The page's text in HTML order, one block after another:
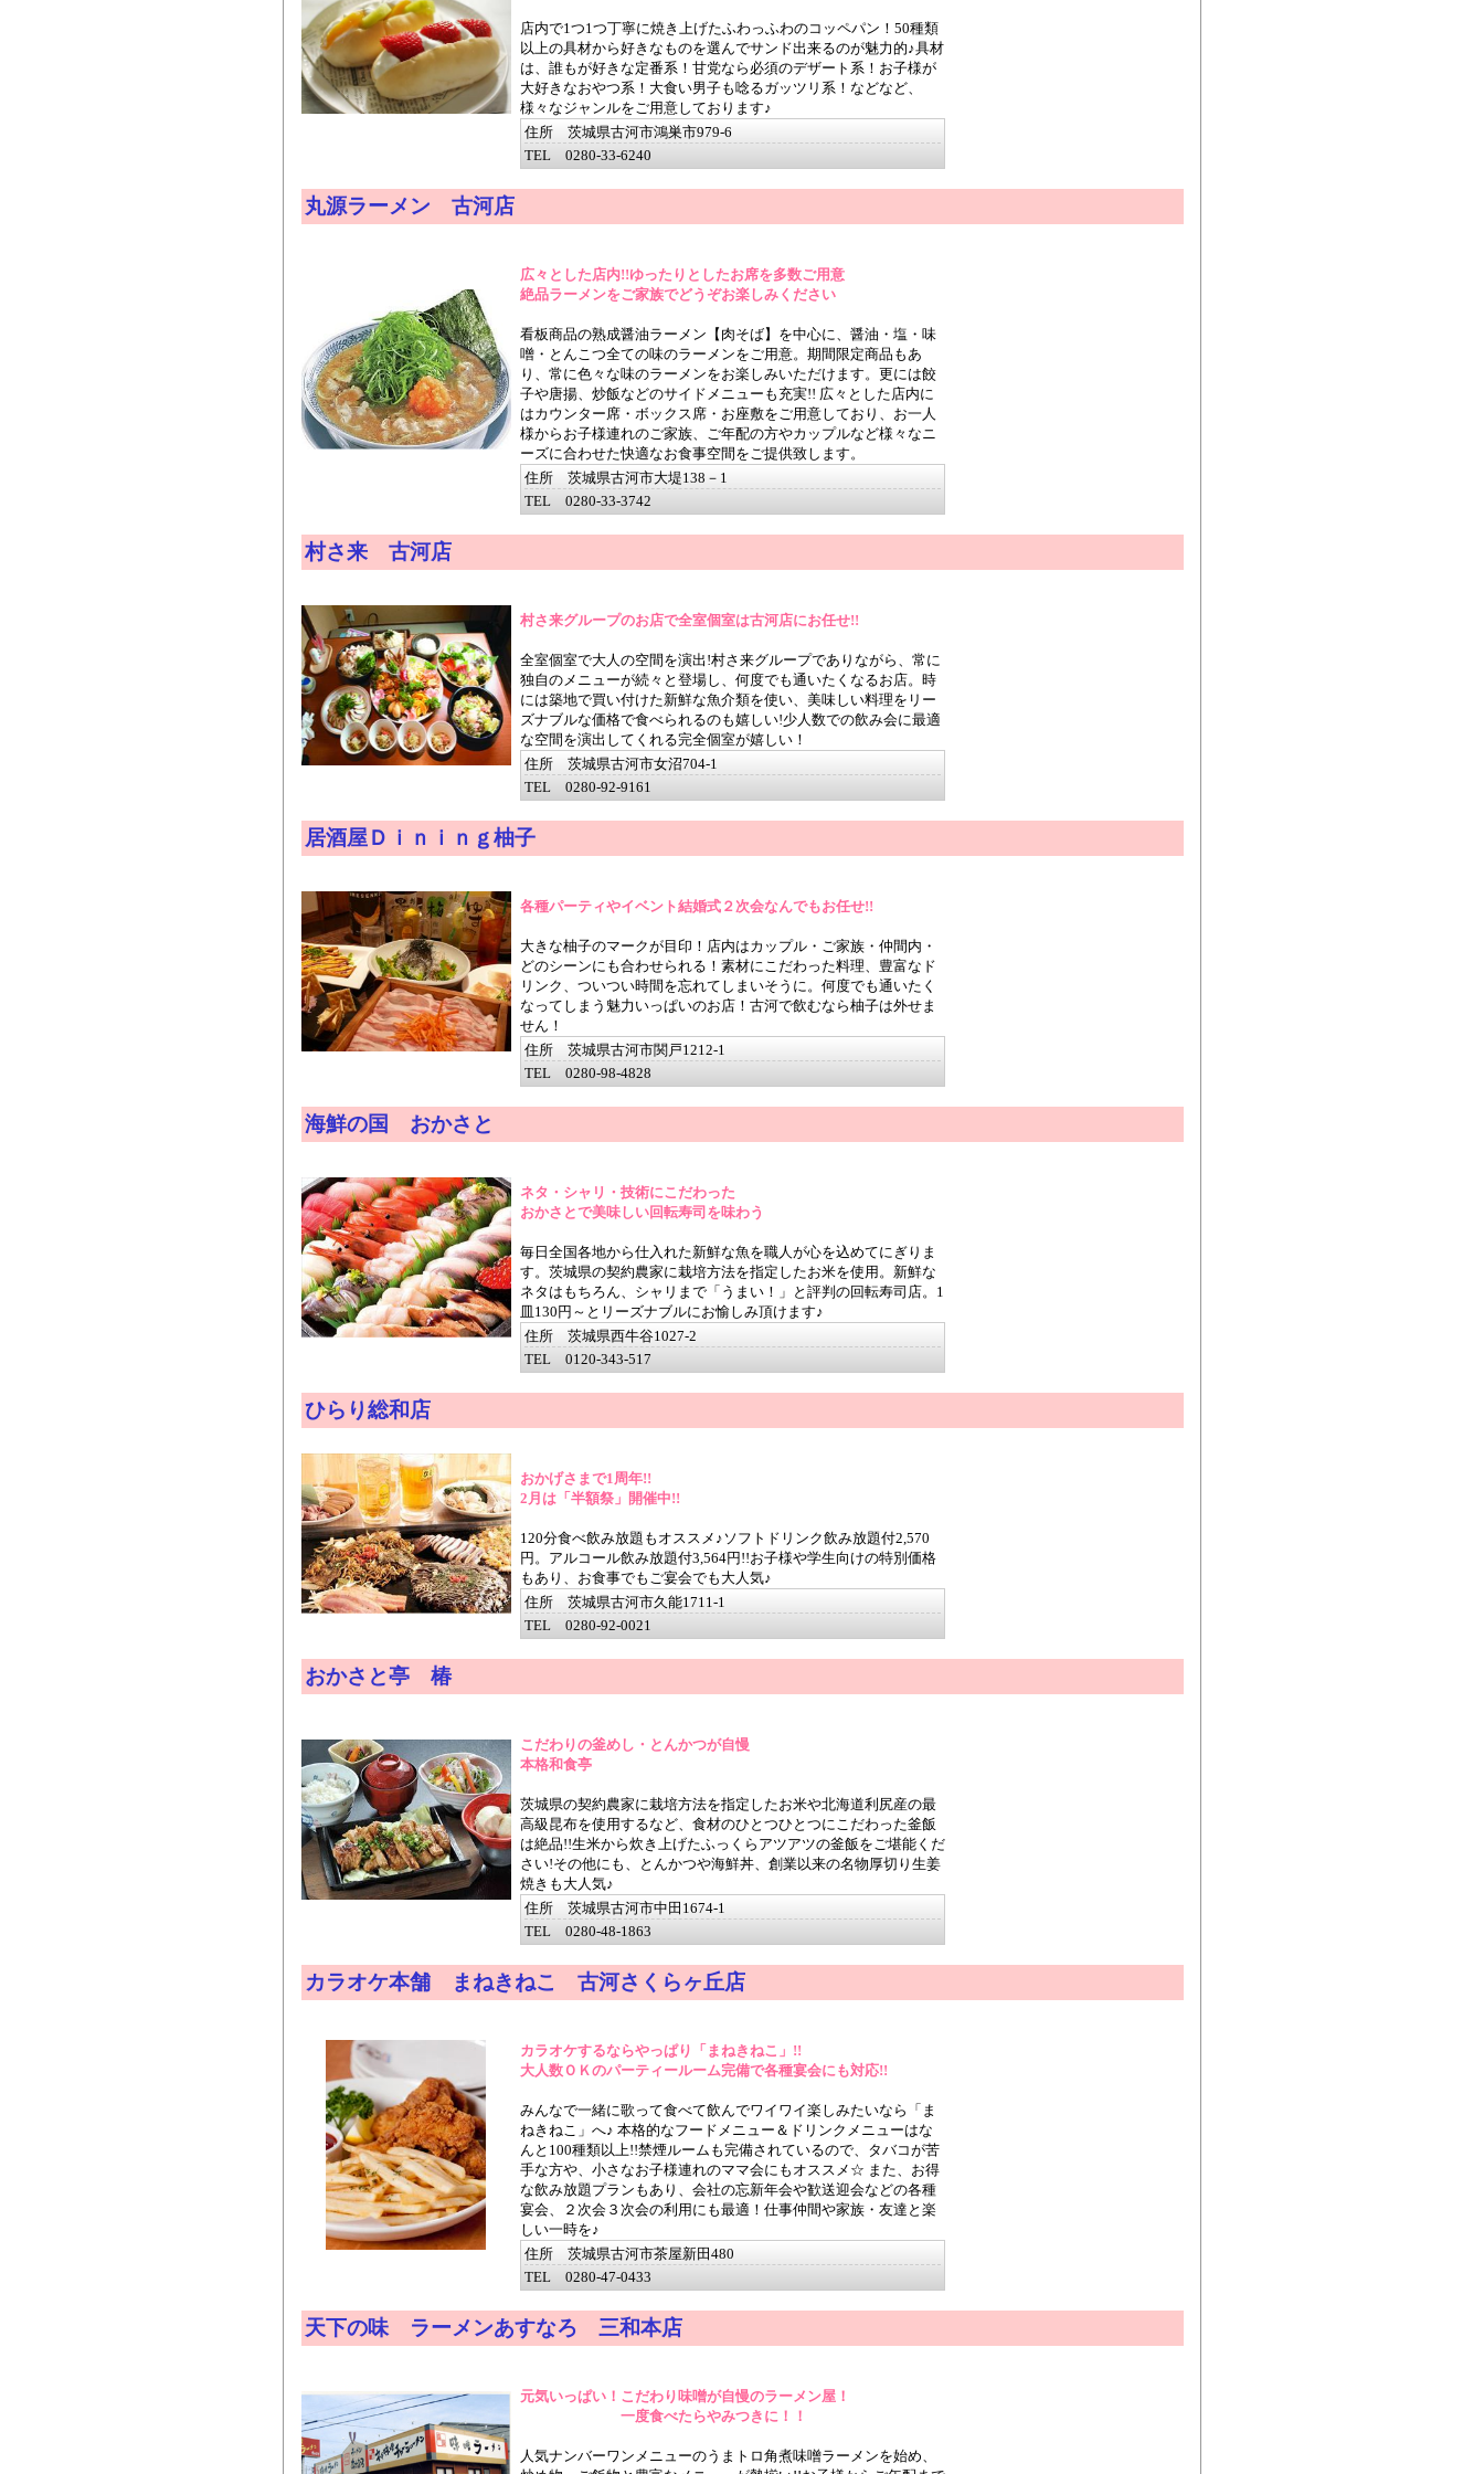
店内で1つ1つ丁寧に焼き上げたふわっふわのコッペパン！50種類
以上の具材から好きなものを選んでサンド出来るのが魅力的♪具材
は、誰もが好きな定番系！甘党なら必須のデザート系！お子様が
大好きなおやつ系！大食い男子も唸るガッツリ系！などなど、
様々なジャンルをご用意しております♪
住所 茨城県古河市鴻巣市979-6
TEL 0280-33-6240
丸源ラーメン 古河店
広々とした店内!!ゆったりとしたお席を多数ご用意
絶品ラーメンをご家族でどうぞお楽しみください
看板商品の熟成醤油ラーメン【肉そば】を中心に、醤油・塩・味
噌・とんこつ全ての味のラーメンをご用意。期間限定商品もあ
り、常に色々な味のラーメンをお楽しみいただけます。更には餃
子や唐揚、炒飯などのサイドメニューも充実!! 広々とした店内に
はカウンター席・ボックス席・お座敷をご用意しており、お一人
様からお子様連れのご家族、ご年配の方やカップルなど様々なニ
ーズに合わせた快適なお食事空間をご提供致します。
住所 茨城県古河市大堤138－1
TEL 0280-33-3742
村さ来 古河店
村さ来グループのお店で全室個室は古河店にお任せ!!
全室個室で大人の空間を演出!村さ来グループでありながら、常に
独自のメニューが続々と登場し、何度でも通いたくなるお店。時
には築地で買い付けた新鮮な魚介類を使い、美味しい料理をリー
ズナブルな価格で食べられるのも嬉しい!少人数での飲み会に最適
な空間を演出してくれる完全個室が嬉しい！
住所 茨城県古河市女沼704-1
TEL 0280-92-9161
居酒屋Ｄｉｎｉｎｇ柚子
各種パーティやイベント結婚式２次会なんでもお任せ!!
大きな柚子のマークが目印！店内はカップル・ご家族・仲間内・
どのシーンにも合わせられる！素材にこだわった料理、豊富なド
リンク、ついつい時間を忘れてしまいそうに。何度でも通いたく
なってしまう魅力いっぱいのお店！古河で飲むなら柚子は外せま
せん！
住所 茨城県古河市関戸1212-1
TEL 0280-98-4828
海鮮の国 おかさと
ネタ・シャリ・技術にこだわった
おかさとで美味しい回転寿司を味わう
毎日全国各地から仕入れた新鮮な魚を職人が心を込めてにぎりま
す。茨城県の契約農家に栽培方法を指定したお米を使用。新鮮な
ネタはもちろん、シャリまで「うまい！」と評判の回転寿司店。1
皿130円～とリーズナブルにお愉しみ頂けます♪
住所 茨城県西牛谷1027-2
TEL 0120-343-517
ひらり総和店
おかげさまで1周年!!
2月は「半額祭」開催中!!
120分食べ飲み放題もオススメ♪ソフトドリンク飲み放題付2,570
円。アルコール飲み放題付3,564円!!お子様や学生向けの特別価格
もあり、お食事でもご宴会でも大人気♪
住所 茨城県古河市久能1711-1
TEL 0280-92-0021
おかさと亭 椿
こだわりの釜めし・とんかつが自慢
本格和食亭
茨城県の契約農家に栽培方法を指定したお米や北海道利尻産の最
高級昆布を使用するなど、食材のひとつひとつにこだわった釜飯
は絶品!!生米から炊き上げたふっくらアツアツの釜飯をご堪能くだ
さい!その他にも、とんかつや海鮮丼、創業以来の名物厚切り生姜
焼きも大人気♪
住所 茨城県古河市中田1674-1
TEL 0280-48-1863
カラオケ本舗 まねきねこ 古河さくらヶ丘店
カラオケするならやっぱり「まねきねこ」!!
大人数ＯＫのパーティールーム完備で各種宴会にも対応!!
みんなで一緒に歌って食べて飲んでワイワイ楽しみたいなら「ま
ねきねこ」へ♪ 本格的なフードメニュー＆ドリンクメニューはな
んと100種類以上!!禁煙ルームも完備されているので、タバコが苦
手な方や、小さなお子様連れのママ会にもオススメ☆ また、お得
な飲み放題プランもあり、会社の忘新年会や歓送迎会などの各種
宴会、２次会３次会の利用にも最適！仕事仲間や家族・友達と楽
しい一時を♪
住所 茨城県古河市茶屋新田480
TEL 0280-47-0433
天下の味 ラーメンあすなろ 三和本店
元気いっぱい！こだわり味噌が自慢のラーメン屋！
一度食べたらやみつきに！！
人気ナンバーワンメニューのうまトロ角煮味噌ラーメンを始め、